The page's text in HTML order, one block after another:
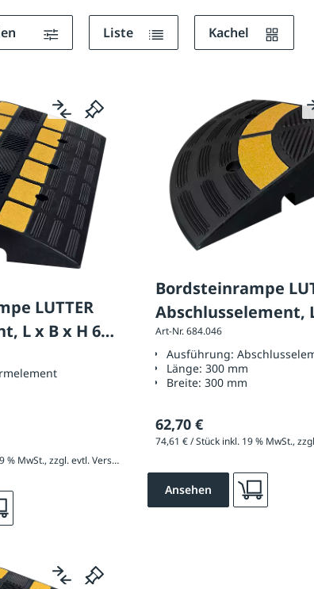
Liste Kachel
LUTTER
L x B x H 600
115,07 € / Stück inkl. 19 % MwSt., zzgl. evtl. Versandkosten
Bordsteinrampe
Abschlusselement,
300 x 300 x 100 mm
Art-Nr. 684.046
Ausführung:
Länge:300 mm
Breite:300 mm
62,70 €
Ansehen